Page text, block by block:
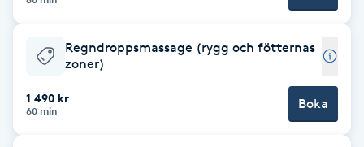
Fransfärgning
Fransförlängning
Regndroppsmassage (rygg och fötternas
zoner)
1 490 kr
60 min Boka